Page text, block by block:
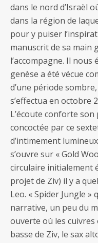
dans le nord d’Israël
dans la région de
pour y puiser
manuscrit de sa main
l’accompagne. Il
genèse a été vécue
d’une période
s’effectua en octobre
L’écoute conforte
concoctée par ce
d’intimement
s’ouvre sur « Gold
circulaire initialement
projet de Ziv) il y a
Leo. « Spider Jungle »
narrative, un peu du
ouverte où les
basse de Ziv, le sax